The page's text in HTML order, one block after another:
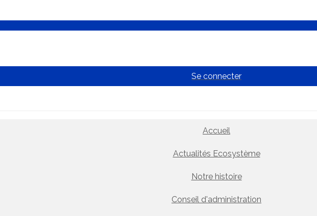
Se connecter
Accueil
Actualités Ecosystème
Notre histoire
Conseil d'administration